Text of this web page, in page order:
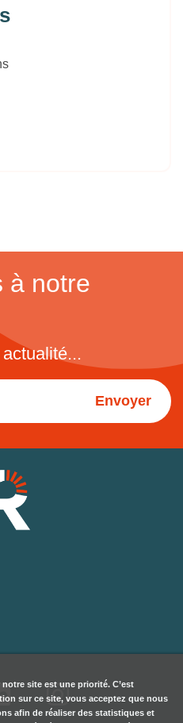
à notre
Envoyer
site est une priorité. C’est
sur ce site, vous acceptez que nous
afin de réaliser des statistiques et